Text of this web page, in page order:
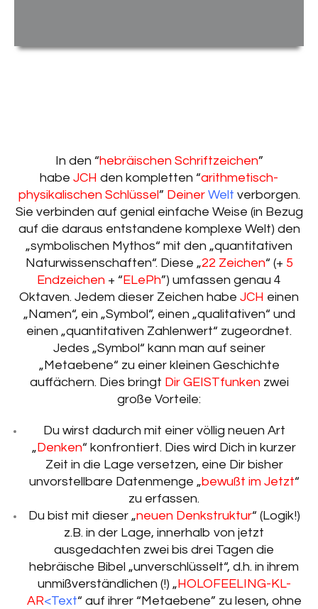
In den “hebräischen Schriftzeichen”
habe JCH den kompletten “arithmetisch-
physikalischen Schlüssel” Deiner Welt verborgen.
Sie verbinden auf genial einfache Weise (in Bezug
auf die daraus entstandene komplexe Welt) den
„symbolischen Mythos“ mit den „quantitativen
Naturwissenschaften“. Diese „22 Zeichen“ (+ 5
Endzeichen + “ELePh”) umfassen genau 4
Oktaven. Jedem dieser Zeichen habe JCH einen
„Namen“, ein „Symbol“, einen „qualitativen“ und
einen „quantitativen Zahlenwert“ zugeordnet.
Jedes „Symbol“ kann man auf seiner
„Metaebene“ zu einer kleinen Geschichte
auffächern. Dies bringt Dir GEISTfunken zwei
große Vorteile:
Du wirst dadurch mit einer völlig neuen Art
„Denken“ konfrontiert. Dies wird Dich in kurzer
Zeit in die Lage versetzen, eine Dir bisher
unvorstellbare Datenmenge „bewußt im Jetzt“
zu erfassen.
Du bist mit dieser „neuen Denkstruktur“ (Logik!)
z.B. in der Lage, innerhalb von jetzt
ausgedachten zwei bis drei Tagen die
hebräische Bibel „unverschlüsselt“, d.h. in ihrem
unmißverständlichen (!) „HOLOFEELING-KL-
AR<Text“ auf ihrer “Metaebene” zu lesen, ohne